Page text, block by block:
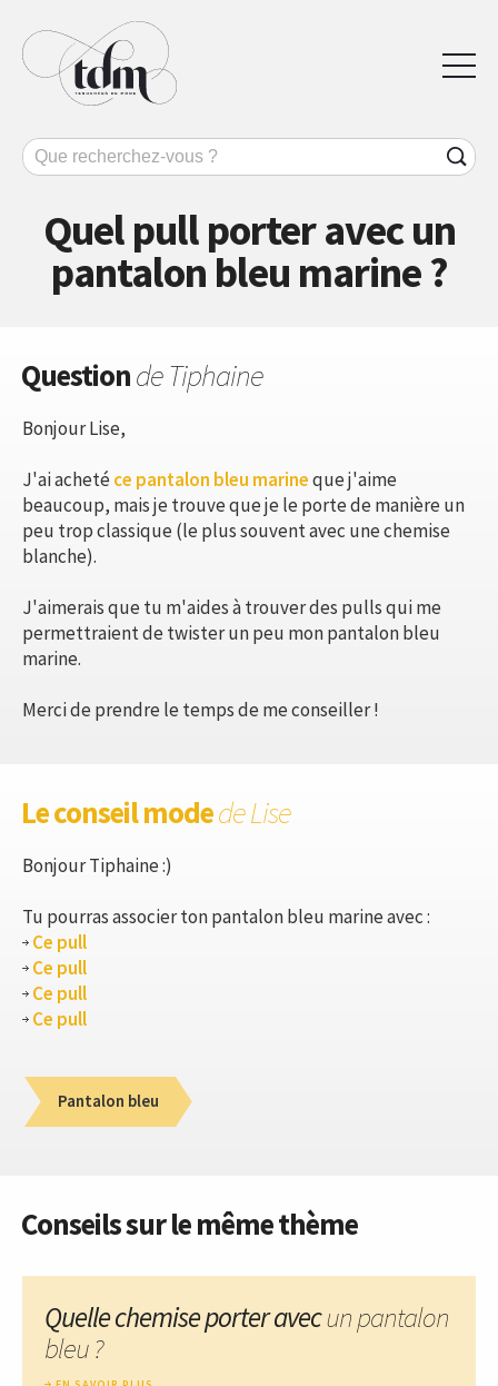
Quel pull porter avec un
pantalon bleu marine ?
Questionde Tiphaine
Bonjour Lise,
J'ai achetéce pantalon bleu marineque j'aime
beaucoup, mais je trouve que je le porte de manière un
peu trop classique (le plus souvent avec une chemise
blanche).
J'aimerais que tu m'aides à trouver des pulls qui me
permettraient de twister un peu mon pantalon bleu
marine.
Merci de prendre le temps de me conseiller !
Le conseil modede Lise
Bonjour Tiphaine :)
Tu pourras associer ton pantalon bleu marine avec :
Ce pull
Ce pull
Ce pull
Ce pull
Pantalon bleu
Conseils sur le même thème
Quelle chemise porter avecun pantalon
bleu ?